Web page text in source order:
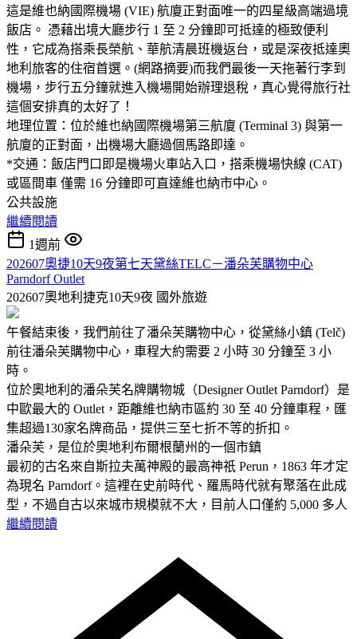
這是維也納國際機場 (VIE) 航廈正對面唯一的四星級高端過境
飯店。 憑藉出境大廳步行 1 至 2 分鐘即可抵達的極致便利
性，它成為搭乘長榮航、華航清晨班機返台，或是深夜抵達奧
地利旅客的住宿首選。(網路摘要)而我們最後一天拖著行李到
機場，步行五分鐘就進入機場開始辦理退稅，真心覺得旅行社
這個安排真的太好了！
地理位置：位於維也納國際機場第三航廈 (Terminal 3) 與第一
航廈的正對面，出機場大廳過個馬路即達。
*交通：飯店門口即是機場火車站入口，搭乘機場快線 (CAT)
或區間車 僅需 16 分鐘即可直達維也納市中心。
公共設施
繼續閱讀
1週前
202607奧捷10天9夜第七天黛絲TELC－潘朵芙購物中心
Parndorf Outlet
202607奧地利捷克10天9夜 國外旅遊
午餐結束後，我們前往了潘朵芙購物中心，從黛絲小鎮 (Telč)
前往潘朵芙購物中心，車程大約需要 2 小時 30 分鐘至 3 小
時。
位於奧地利的潘朵芙名牌購物城（Designer Outlet Parndorf）是
中歐最大的 Outlet，距離維也納市區約 30 至 40 分鐘車程，匯
集超過130家名牌商品，提供三至七折不等的折扣。
潘朵芙，是位於奧地利布爾根蘭州的一個市鎮
最初的古名來自斯拉夫萬神殿的最高神祇 Perun，1863 年才定
為現名 Parndorf。這裡在史前時代、羅馬時代就有聚落在此成
型，不過自古以來城市規模就不大，目前人口僅約 5,000 多人
繼續閱讀